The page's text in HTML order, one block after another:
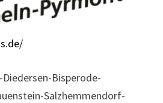
Diedersen-Bisperode-
Salzhemmendorf-